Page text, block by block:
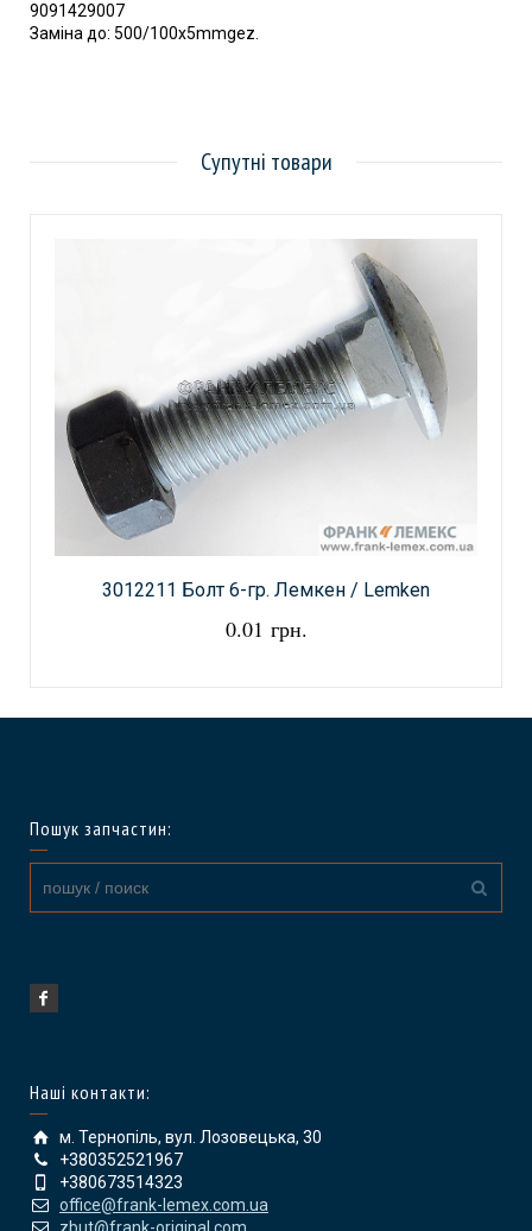
9091429007
Заміна до: 500/100x5mmgez.
Супутні товари
3012211 Болт 6-гр. Лемкен / Lemken
0.01 грн.
Пошук запчастин:
Наші контакти:
м. Тернопіль, вул. Лозовецька, 30
+380352521967
+380673514323
office@frank-lemex.com.ua